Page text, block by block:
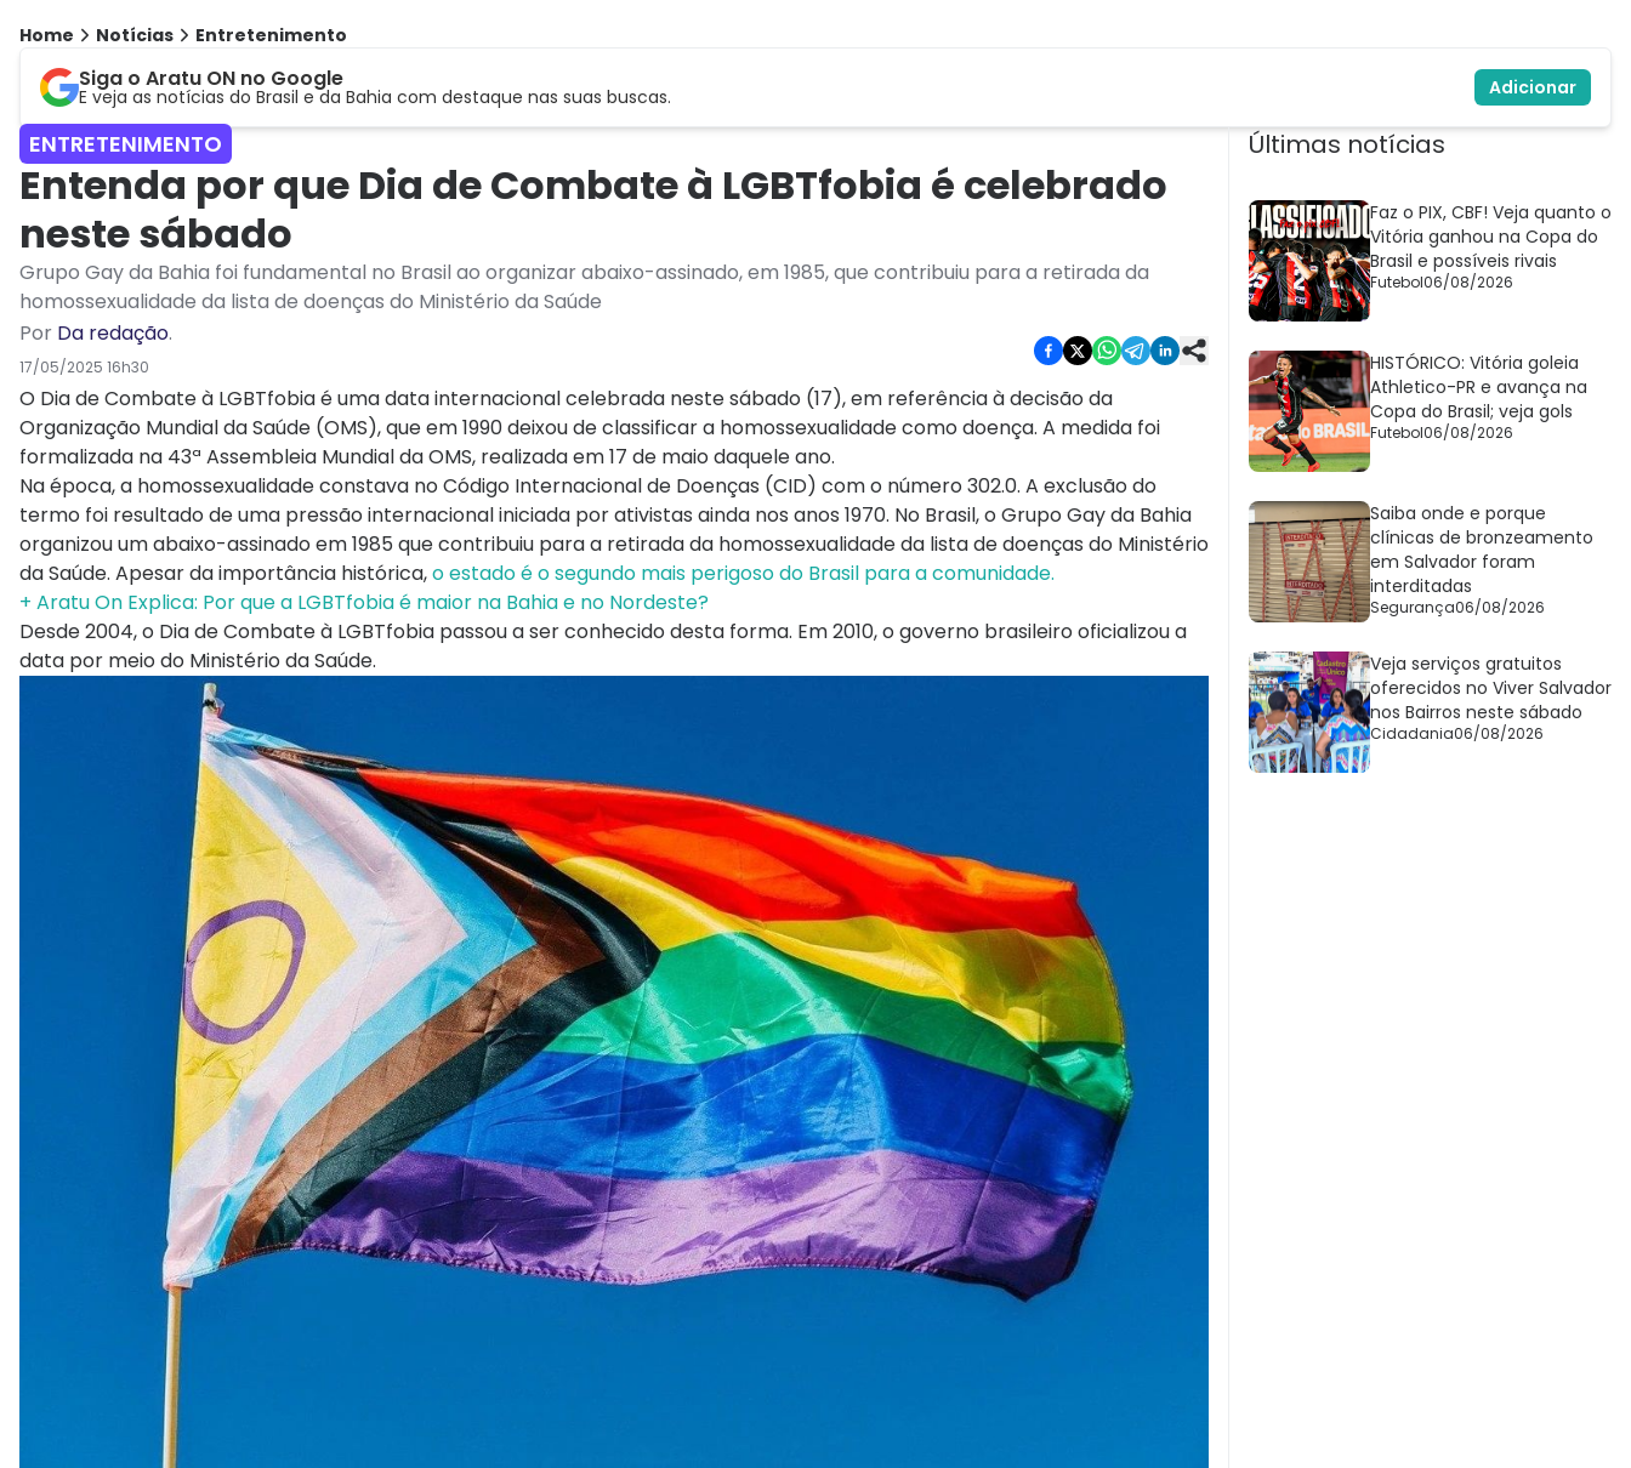
Home Notícias Entretenimento
Siga o Aratu ON no Google
E veja as notícias do Brasil e da Bahia com destaque nas suas buscas. Adicionar
ENTRETENIMENTO
Entenda por que Dia de Combate à LGBTfobia é celebrado
neste sábado
Grupo Gay da Bahia foi fundamental no Brasil ao organizar abaixo-assinado, em 1985, que contribuiu para a retirada da
homossexualidade da lista de doenças do Ministério da Saúde
Por Da redação.
17/05/2025 16h30
O Dia de Combate à LGBTfobia é uma data internacional celebrada neste sábado (17), em referência à decisão da
Organização Mundial da Saúde (OMS), que em 1990 deixou de classificar a homossexualidade como doença. A medida foi
formalizada na 43ª Assembleia Mundial da OMS, realizada em 17 de maio daquele ano.
Na época, a homossexualidade constava no Código Internacional de Doenças (CID) com o número 302.0. A exclusão do
termo foi resultado de uma pressão internacional iniciada por ativistas ainda nos anos 1970. No Brasil, o Grupo Gay da Bahia
organizou um abaixo-assinado em 1985 que contribuiu para a retirada da homossexualidade da lista de doenças do Ministério
da Saúde. Apesar da importância histórica,o estado é o segundo mais perigoso do Brasil para a comunidade.
+ Aratu On Explica: Por que a LGBTfobia é maior na Bahia e no Nordeste?
Desde 2004, o Dia de Combate à LGBTfobia passou a ser conhecido desta forma. Em 2010, o governo brasileiro oficializou a
data por meio do Ministério da Saúde.
Últimas notícias
Faz o PIX, CBF! Veja quanto o
Vitória ganhou na Copa do
Brasil e possíveis rivais
Futebol06/08/2026
HISTÓRICO: Vitória goleia
Athletico-PR e avança na
Copa do Brasil; veja gols
Futebol06/08/2026
Saiba onde e porque
clínicas de bronzeamento
em Salvador foram
interditadas
Segurança06/08/2026
Veja serviços gratuitos
oferecidos no Viver Salvador
nos Bairros neste sábado
Cidadania06/08/2026